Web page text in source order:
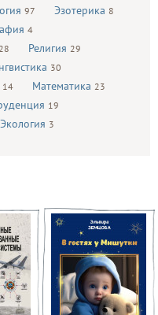
97 Эзотерика 8
4
28 Религия 29
30
14 Математика 23
19
Экология 3